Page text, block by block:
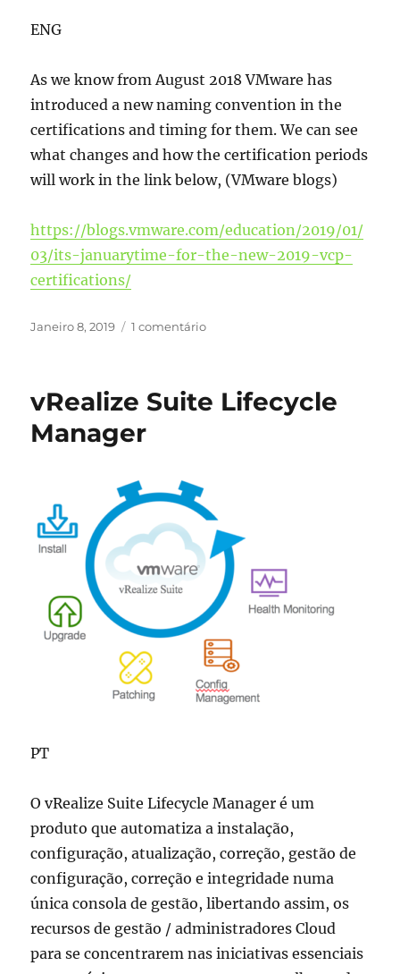
ENG
As we know from August 2018 VMware has
introduced a new naming convention in the
certifications and timing for them. We can see
what changes and how the certification periods
will work in the link below, (VMware blogs)
https://blogs.vmware.com/education/2019/01/
03/its-januarytime-for-the-new-2019-vcp-
certifications/
Publicado
Janeiro 8, 2019 1 comentárioem
for
vRealize Suite Lifecycle
Manager
PT
O vRealize Suite Lifecycle Manager é um
produto que automatiza a instalação,
configuração, atualização, correção, gestão de
configuração, correção e integridade numa
única consola de gestão, libertando assim, os
recursos de gestão / administradores Cloud
para se concentrarem nas iniciativas essenciais